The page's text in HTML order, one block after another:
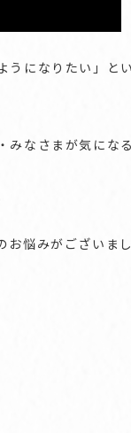
ようになりたい
なさまが気にな
お悩みがございま